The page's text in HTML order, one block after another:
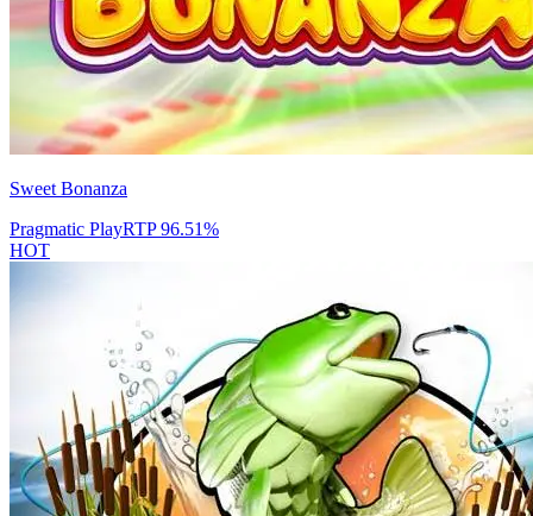
Sweet Bonanza
Pragmatic PlayRTP96.51%
HOT